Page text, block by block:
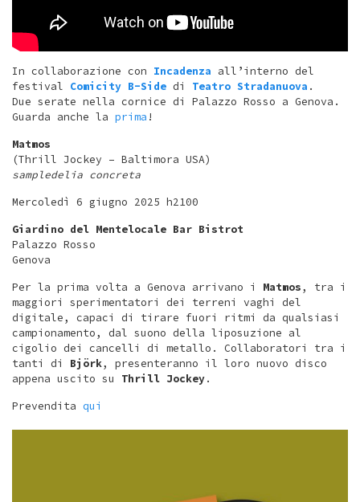
In collaborazione con Incadenza all’interno del
festival Comicity B-Side di Teatro Stradanuova .
Due serate nella cornice di Palazzo Rosso a Genova.
Guarda anche la prima !
Matmos
(Thrill Jockey – Baltimora USA)
sampledelia concreta
Mercoledì 6 giugno 2025 h2100
Giardino del Mentelocale Bar Bistrot
Palazzo Rosso
Genova
Per la prima volta a Genova arrivano i Matmos, tra i
maggiori sperimentatori dei terreni vaghi del
digitale, capaci di tirare fuori ritmi da qualsiasi
campionamento, dal suono della liposuzione al
cigolio dei cancelli di metallo. Collaboratori tra i
tanti di Björk, presenteranno il loro nuovo disco
appena uscito su Thrill Jockey.
Prevendita qui